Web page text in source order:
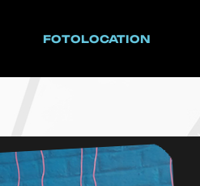
FOTOLOCATION